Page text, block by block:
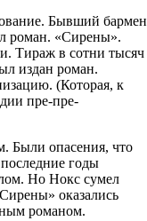
Бывший бармен
роман. «Сирены».
Тираж в сотни тысяч
издан роман.
(Которая, к
пре-пре-
Были опасения, что
годы
Но Нокс сумел
оказались
романом.